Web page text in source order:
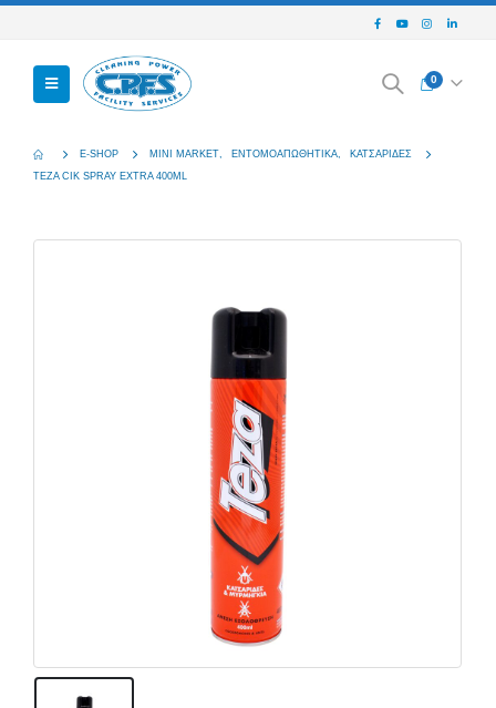
0
E-SHOP MINI MARKET ΕΝΤΟΜΟΑΠΩΘΗΤΙΚΆ
ΚΑΤΣΑΡΊΔΕΣ
TEZA CIK SPRAY EXTRA 400ML